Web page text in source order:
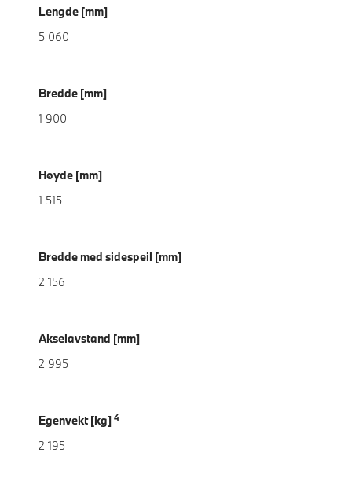
Lengde [mm]
5 060
Bredde [mm]
1 900
Høyde [mm]
1 515
Bredde med sidespeil [mm]
2 156
Akselavstand [mm]
2 995
Egenvekt [kg] 4
2 195